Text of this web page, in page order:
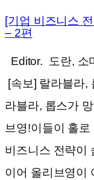
[기업 비즈니스
– 2편
Editor. 도란, 소
[속보] 랄라블라
라블라, 롭스가
브영!이들이 홀
비즈니스 전략이
이어 올리브영이